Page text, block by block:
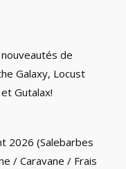
de
Galaxy, Locust
Gutalax!
2026 (Salebarbes
/ Caravane / Frais